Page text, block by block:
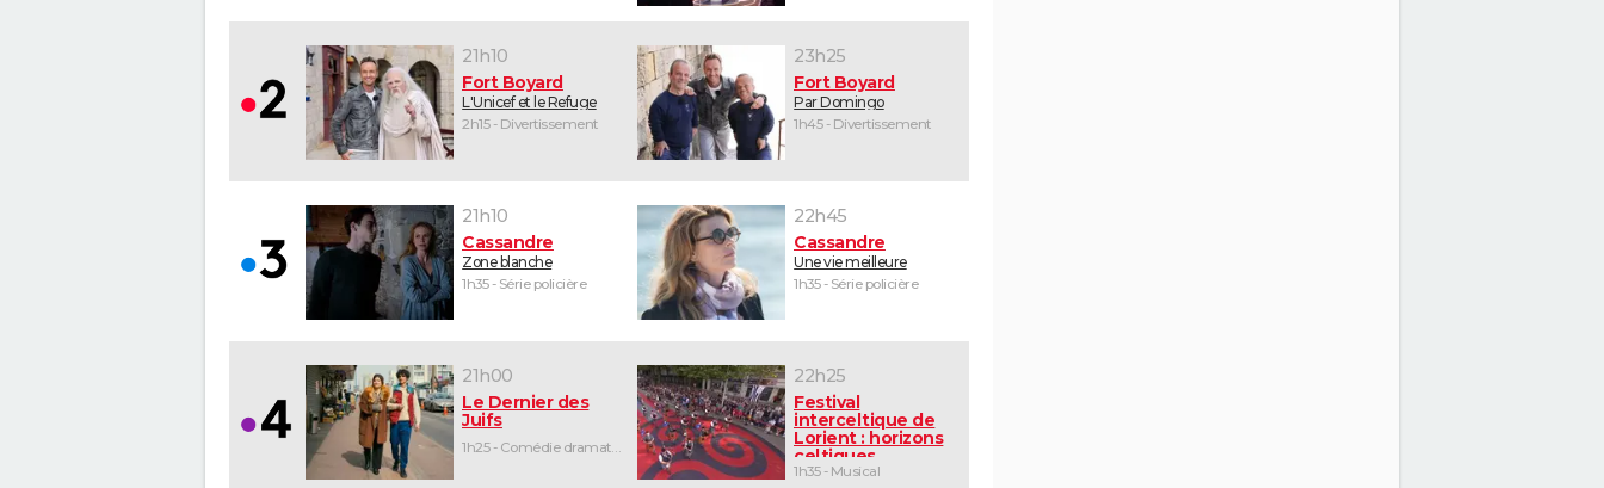
21h10
Fort Boyard
L'Unicef et le Refuge
2h15 - Divertissement
23h25
Fort Boyard
Par Domingo
1h45 - Divertissement
21h10
Cassandre
Zone blanche
1h35 - Série policière
22h45
Cassandre
Une vie meilleure
1h35 - Série policière
21h00
Le Dernier des
Juifs
1h25 - Comédie dramatique
22h25
Festival
interceltique de
Lorient : horizons
celtiques
1h35 - Musical